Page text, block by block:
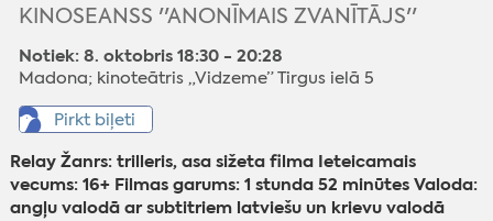
KINOSEANSS ''ANONĪMAIS ZVANĪTĀJS''
Notiek: 8. oktobris 18:30 - 20:28
Madona; kinoteātris „Vidzeme” Tirgus ielā 5
Pirkt biļeti
Relay Žanrs: trilleris, asa sižeta filma Ieteicamais
vecums: 16+ Filmas garums: 1 stunda 52 minūtes Valoda:
angļu valodā ar subtitriem latviešu un krievu valodā